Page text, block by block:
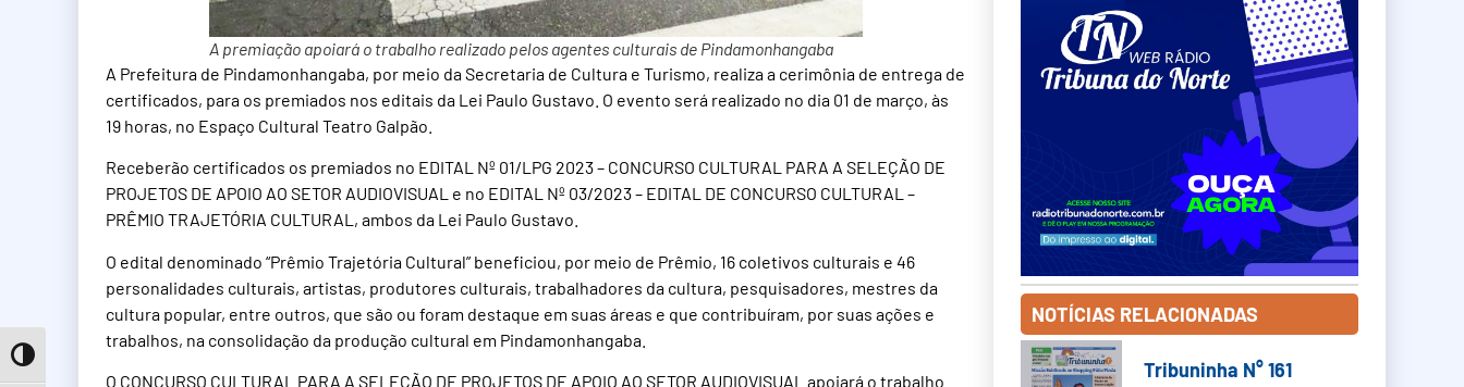
Toggle High Contrast
A premiação apoiará o trabalho realizado pelos agentes culturais de Pindamonhangaba
A Prefeitura de Pindamonhangaba, por meio da Secretaria de Cultura e Turismo, realiza a cerimônia de entrega de
certificados, para os premiados nos editais da Lei Paulo Gustavo. O evento será realizado no dia 01 de março, às
19 horas, no Espaço Cultural Teatro Galpão.
Receberão certificados os premiados no EDITAL Nº 01/LPG 2023 – CONCURSO CULTURAL PARA A SELEÇÃO DE
PROJETOS DE APOIO AO SETOR AUDIOVISUAL e no EDITAL Nº 03/2023 – EDITAL DE CONCURSO CULTURAL –
PRÊMIO TRAJETÓRIA CULTURAL, ambos da Lei Paulo Gustavo.
O edital denominado “Prêmio Trajetória Cultural” beneficiou, por meio de Prêmio, 16 coletivos culturais e 46
personalidades culturais, artistas, produtores culturais, trabalhadores da cultura, pesquisadores, mestres da
cultura popular, entre outros, que são ou foram destaque em suas áreas e que contribuíram, por suas ações e
trabalhos, na consolidação da produção cultural em Pindamonhangaba.
O CONCURSO CULTURAL PARA A SELEÇÃO DE PROJETOS DE APOIO AO SETOR AUDIOVISUAL apoiará o trabalho
NOTÍCIAS RELACIONADAS
Tribuninha N° 161